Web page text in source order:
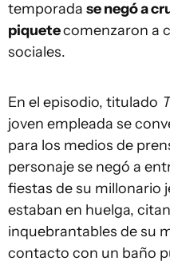
temporada se negó a
piquetecomenzaron a
sociales.
En el episodio, titulado
joven empleada se
para los medios de
personaje se negó a
fiestas de su millonario
estaban en huelga,
inquebrantables de su
contacto con un baño